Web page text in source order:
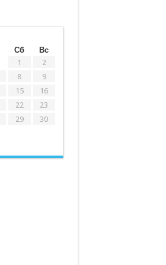
Сб
Вс
1
2
8
9
15
16
22
23
29
30